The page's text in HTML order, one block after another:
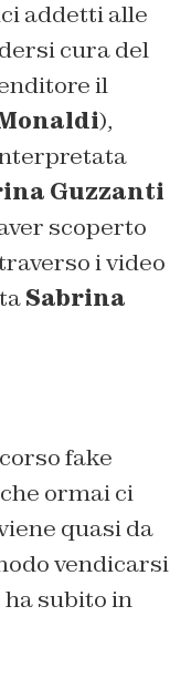
addetti alle
cura del
il
),
Guzzanti
scoperto
i video
Sabrina
fake
ormai ci
quasi da
vendicarsi
ha subito in